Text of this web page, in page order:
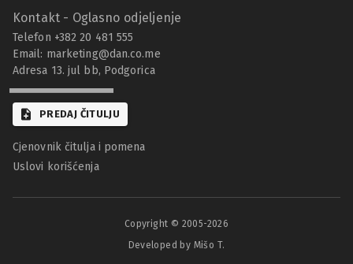
Kontakt - Oglasno odjeljenje
Telefon +382 20 481 555
Email: marketing@dan.co.me
Adresa 13. jul bb, Podgorica
PREDAJ ČITULJU
Cjenovnik čitulja i pomena
Uslovi korišćenja
Copyright © 2005-2026
Developed by Mišo T.